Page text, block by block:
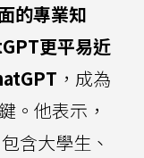
的專業知
更平易近
，成為
。他表示，
含大學生、